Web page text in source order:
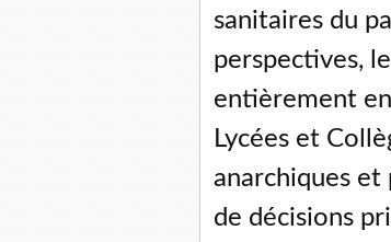
sanitaires du
perspectives,
entièrement
Lycées et
anarchiques
de décisions